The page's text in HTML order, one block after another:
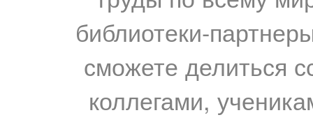
библиотеки-
сможете делиться
коллегами,